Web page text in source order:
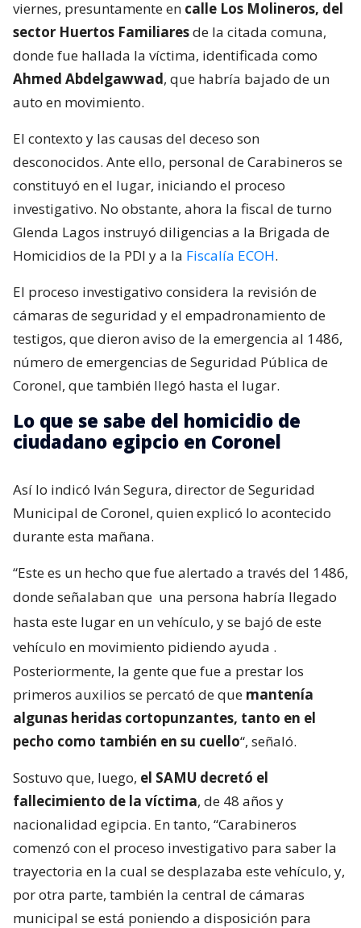
viernes, presuntamente en calle Los Molineros, del
sector Huertos Familiaresde la citada comuna,
donde fue hallada la víctima, identificada como
Ahmed Abdelgawwad, que habría bajado de un
auto en movimiento.
El contexto y las causas del deceso son
desconocidos. Ante ello, personal de Carabineros se
constituyó en el lugar, iniciando el proceso
investigativo. No obstante, ahora la fiscal de turno
Glenda Lagos instruyó diligencias a la Brigada de
Homicidios de la PDI y a la Fiscalía ECOH.
El proceso investigativo considera la revisión de
cámaras de seguridad y el empadronamiento de
testigos, que dieron aviso de la emergencia al 1486,
número de emergencias de Seguridad Pública de
Coronel, que también llegó hasta el lugar.
Lo que se sabe del homicidio de
ciudadano egipcio en Coronel
Así lo indicó Iván Segura, director de Seguridad
Municipal de Coronel, quien explicó lo acontecido
durante esta mañana.
“Este es un hecho que fue alertado a través del 1486,
donde señalaban que una persona habría llegado
hasta este lugar en un vehículo, y se bajó de este
vehículo en movimiento pidiendo ayuda .
Posteriormente, la gente que fue a prestar los
primeros auxilios se percató de que mantenía
algunas heridas cortopunzantes, tanto en el
pecho como también en su cuello“, señaló.
Sostuvo que, luego, el SAMU decretó el
fallecimiento de la víctima, de 48 años y
nacionalidad egipcia. En tanto, “Carabineros
comenzó con el proceso investigativo para saber la
trayectoria en la cual se desplazaba este vehículo, y,
por otra parte, también la central de cámaras
municipal se está poniendo a disposición para